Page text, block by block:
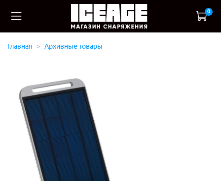
0
Главная Архивные товары